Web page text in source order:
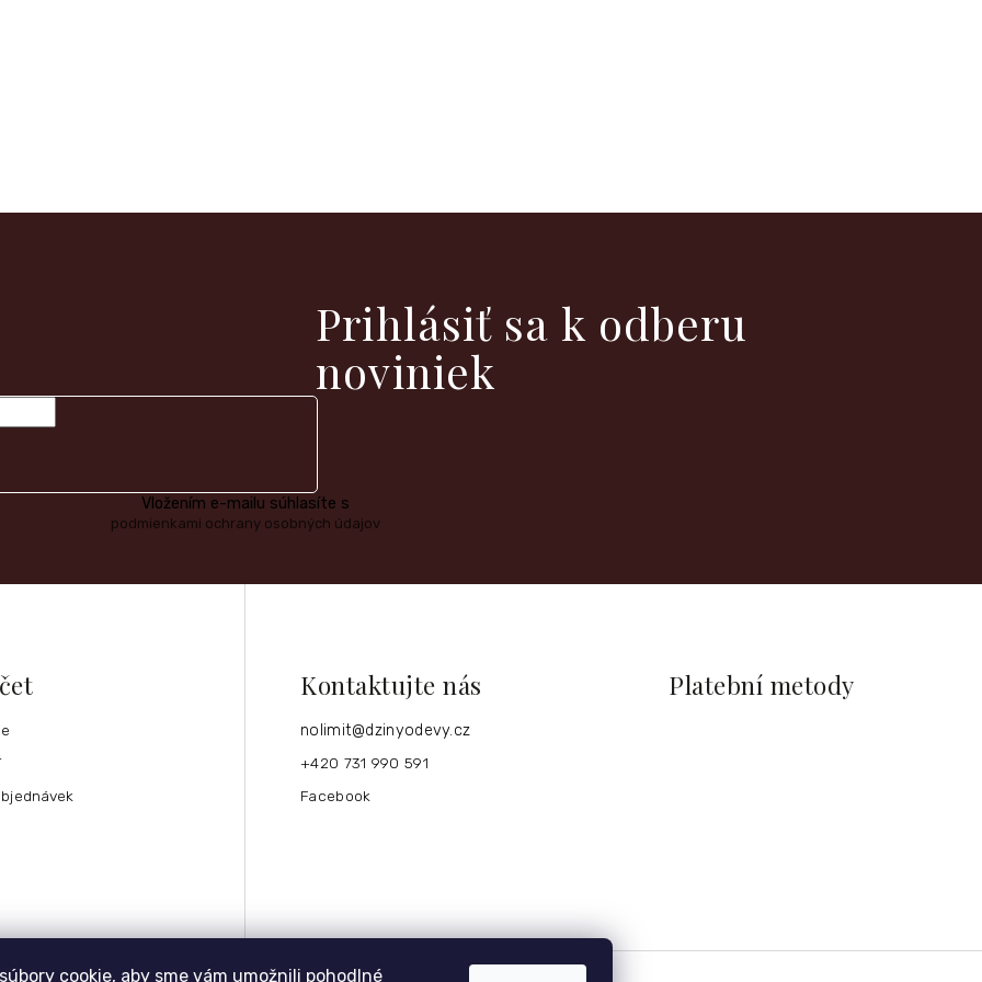
cookie, aby sme vám umožnili pohodlné
Prihlásiť sa k odberu
noviniek
Vložením e-mailu súhlasíte s
podmienkami ochrany osobných údajov
Kontaktujte nás
nolimit@dzinyodevy.cz
+420 731 990 591
Facebook
Platební metody